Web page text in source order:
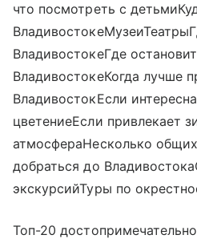
что посмотреть с
ВладивостокеГде
ВладивостокеКогда лучше
ВладивостокЕсли
цветениеЕсли привлекает
атмосфераНесколько
добраться до
экскурсийТуры по
Топ-20